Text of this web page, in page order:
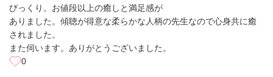
びっくり。お値段以上の癒しと満足感が
ありました。傾聴が得意な柔らかな人柄の先生なので心身共に癒
されました。
また伺います。ありがとうございました。
0